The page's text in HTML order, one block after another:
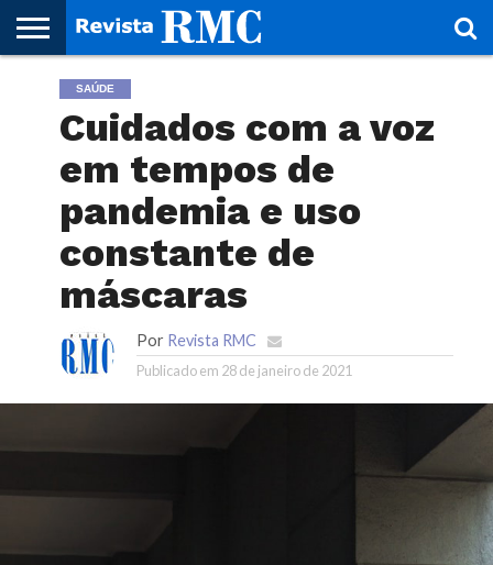
HOME
REVISTA
PROJETO
CULTURAL
RMC – 20
ARTE &
NOTÍCIAS
CORPORATIVAS
EDIÇÕES
ANTERIORES
PARCEIROS
FAÇA
SEU
SITE!
FALE
CONOSCO
SAÚDE
Cuidados com a voz
em tempos de
pandemia e uso
constante de
máscaras
Por Revista RMC
Publicado em 28 de janeiro de 2021